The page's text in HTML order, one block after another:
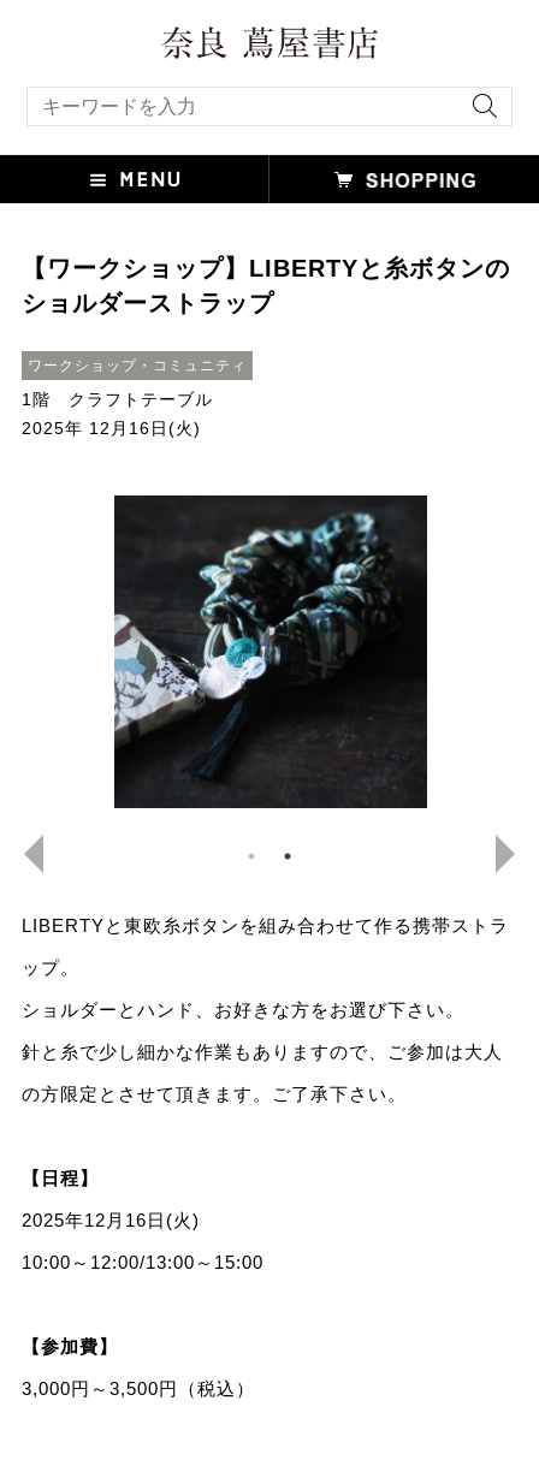
【ワークショップ】LIBERTYと糸ボタンの
ショルダーストラップ
ワークショップ・コミュニティ
1階 クラフトテーブル
2025年 12月16日(火)
LIBERTYと東欧糸ボタンを組み合わせて作る携帯ストラ
ップ。
ショルダーとハンド、お好きな方をお選び下さい。
針と糸で少し細かな作業もありますので、ご参加は大人
の方限定とさせて頂きます。ご了承下さい。
【日程】
2025年12月16日(火)
10:00～12:00/13:00～15:00
【参加費】
3,000円～3,500円（税込）